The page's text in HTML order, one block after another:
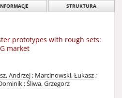
STRUKTURA
prototypes with rough sets:
market
Andrzej; Marcinowski, Łukasz;
;Śliwa, Grzegorz